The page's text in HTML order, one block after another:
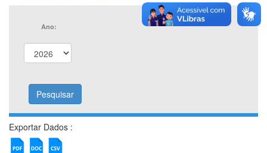
Ano:
Exportar Dados :